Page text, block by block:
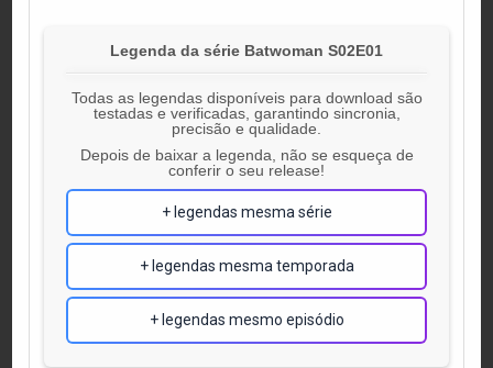
Legenda da série Batwoman S02E01
Todas as legendas disponíveis para download são
testadas e verificadas, garantindo sincronia,
precisão e qualidade.
Depois de baixar a legenda, não se esqueça de
conferir o seu release!
+ legendas mesma série
+ legendas mesma temporada
+ legendas mesmo episódio